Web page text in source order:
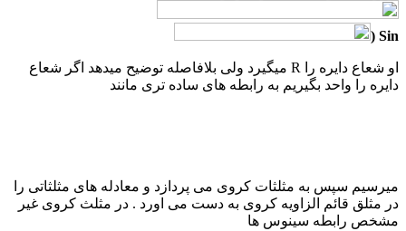
Sin (
او شعاع دایره را R میگیرد ولی بلافاصله توضیح میدهد اگر شعاع
دایره را واحد بگیریم به رابطه های ساده تری مانند
میرسیم سپس به مثلثات کروی می پردازد و معادله های مثلثاتی را
در مثلق قائم الزاویه کروی به دست می اورد . در مثلث کروی غیر
مشخص رابطه سینوس ها